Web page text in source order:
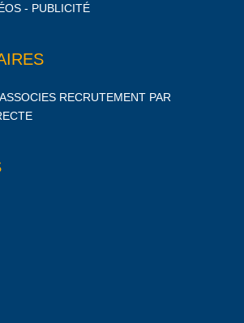
- PUBLICITÉ
RECRUTEMENT PAR